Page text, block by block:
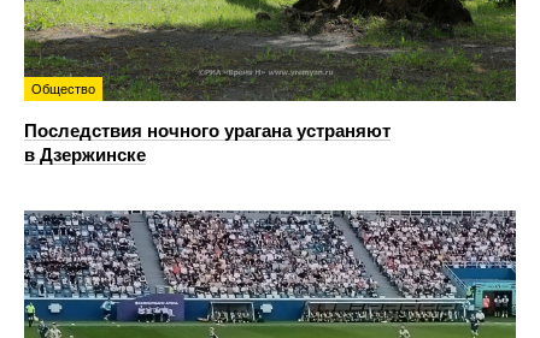
Общество
Последствия ночного урагана устраняют
в Дзержинске